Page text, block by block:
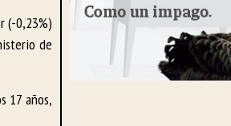
(-0,23%)
de
17 años,